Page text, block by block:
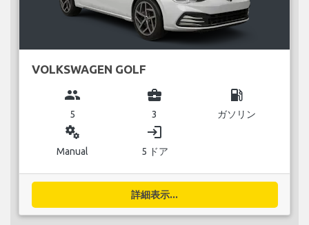
VOLKSWAGEN GOLF
group
5
business_center
3
local_gas_station
ガソリン
miscellaneous_services
Manual
login
5 ドア
詳細表示...